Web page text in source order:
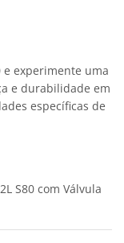
e experimente uma
e durabilidade em
específicas de
S80 com Válvula